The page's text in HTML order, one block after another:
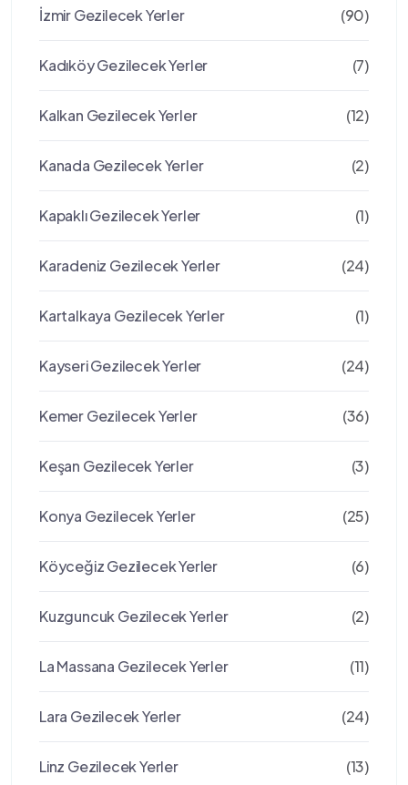
İzmir Gezilecek Yerler (90)
Kadıköy Gezilecek Yerler (7)
Kalkan Gezilecek Yerler (12)
Kanada Gezilecek Yerler (2)
Kapaklı Gezilecek Yerler (1)
Karadeniz Gezilecek Yerler (24)
Kartalkaya Gezilecek Yerler (1)
Kayseri Gezilecek Yerler (24)
Kemer Gezilecek Yerler (36)
Keşan Gezilecek Yerler (3)
Konya Gezilecek Yerler (25)
Köyceğiz Gezilecek Yerler (6)
Kuzguncuk Gezilecek Yerler (2)
La Massana Gezilecek Yerler (11)
Lara Gezilecek Yerler (24)
Linz Gezilecek Yerler (13)